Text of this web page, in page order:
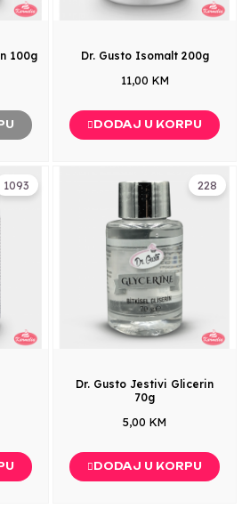
100g Dr. Gusto Isomalt 200g
11,00 KM
DODAJ U KORPU
1093 228
Dr. Gusto Jestivi Glicerin
70g
5,00 KM
DODAJ U KORPU